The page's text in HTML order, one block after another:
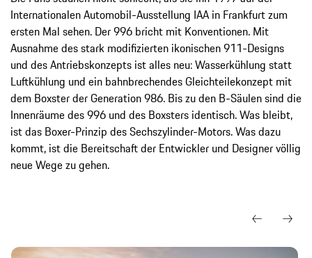
Internationalen Automobil-Ausstellung IAA in Frankfurt zum
ersten Mal sehen. Der 996 bricht mit Konventionen. Mit
Ausnahme des stark modifizierten ikonischen 911-Designs
und des Antriebskonzepts ist alles neu: Wasserkühlung statt
Luftkühlung und ein bahnbrechendes Gleichteilekonzept mit
dem Boxster der Generation 986. Bis zu den B-Säulen sind die
Innenräume des 996 und des Boxsters identisch. Was bleibt,
ist das Boxer-Prinzip des Sechszylinder-Motors. Was dazu
kommt, ist die Bereitschaft der Entwickler und Designer völlig
neue Wege zu gehen.